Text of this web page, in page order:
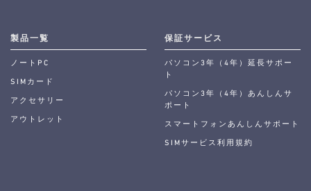
製品一覧
ノートPC
SIMカード
アクセサリー
アウトレット
保証サービス
パソコン3年（4年）延長サポー
ト
パソコン3年（4年）あんしんサ
ポート
スマートフォンあんしんサポート
SIMサービス利用規約